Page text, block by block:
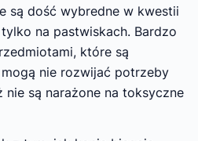
są dość wybredne w kwestii
na pastwiskach. Bardzo
które są
nie rozwijać potrzeby
są narażone na toksyczne